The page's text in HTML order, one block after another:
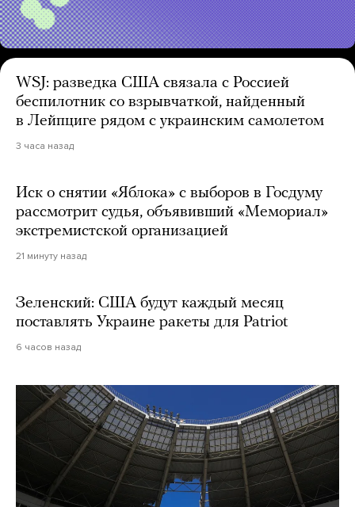
WSJ: разведка США связала с Россией
беспилотник со взрывчаткой, найденный
в Лейпциге рядом с украинским самолетом
3 часа назад
Иск о снятии «Яблока» с выборов в Госдуму
рассмотрит судья, объявивший «Мемориал»
экстремистской организацией
21 минуту назад
Зеленский: США будут каждый месяц
поставлять Украине ракеты для Patriot
6 часов назад